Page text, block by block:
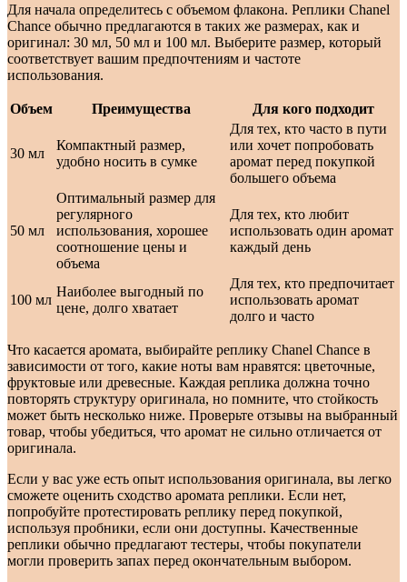
Для начала определитесь с объемом флакона. Реплики Chanel
Chance обычно предлагаются в таких же размерах, как и
оригинал: 30 мл, 50 мл и 100 мл. Выберите размер, который
соответствует вашим предпочтениям и частоте
использования.
Объем Преимущества Для кого подходит
30 мл
Компактный размер,
удобно носить в сумке
Для тех, кто часто в пути
или хочет попробовать
аромат перед покупкой
большего объема
50 мл
Оптимальный размер для
регулярного
использования, хорошее
соотношение цены и
объема
Для тех, кто любит
использовать один аромат
каждый день
100 мл
Наиболее выгодный по
цене, долго хватает
Для тех, кто предпочитает
использовать аромат
долго и часто
Что касается аромата, выбирайте реплику Chanel Chance в
зависимости от того, какие ноты вам нравятся: цветочные,
фруктовые или древесные. Каждая реплика должна точно
повторять структуру оригинала, но помните, что стойкость
может быть несколько ниже. Проверьте отзывы на выбранный
товар, чтобы убедиться, что аромат не сильно отличается от
оригинала.
Если у вас уже есть опыт использования оригинала, вы легко
сможете оценить сходство аромата реплики. Если нет,
попробуйте протестировать реплику перед покупкой,
используя пробники, если они доступны. Качественные
реплики обычно предлагают тестеры, чтобы покупатели
могли проверить запах перед окончательным выбором.